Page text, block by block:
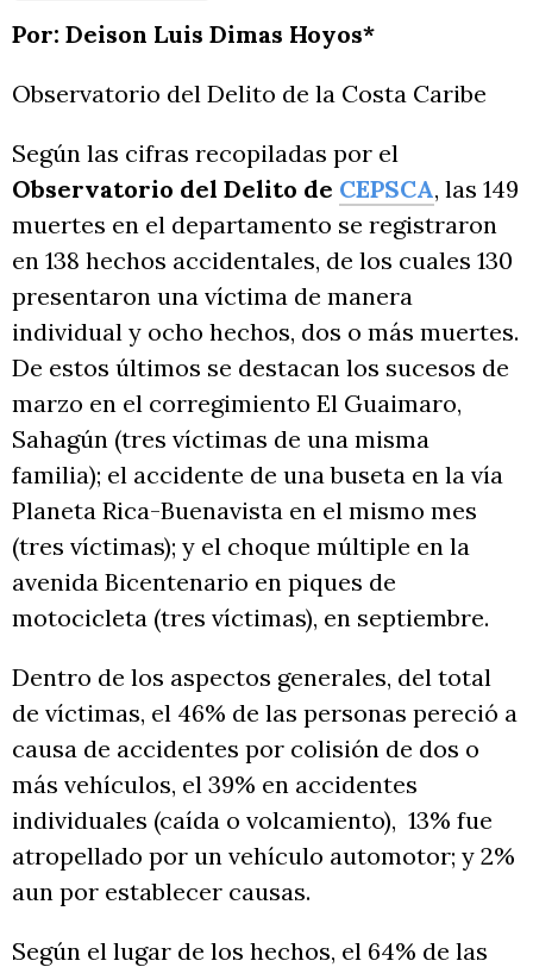
Por: Deison Luis Dimas Hoyos*
Observatorio del Delito de la Costa Caribe
Según las cifras recopiladas por el
Observatorio del Delito de CEPSCA, las 149
muertes en el departamento se registraron
en 138 hechos accidentales, de los cuales 130
presentaron una víctima de manera
individual y ocho hechos, dos o más muertes.
De estos últimos se destacan los sucesos de
marzo en el corregimiento El Guaimaro,
Sahagún (tres víctimas de una misma
familia); el accidente de una buseta en la vía
Planeta Rica-Buenavista en el mismo mes
(tres víctimas); y el choque múltiple en la
avenida Bicentenario en piques de
motocicleta (tres víctimas), en septiembre.
Dentro de los aspectos generales, del total
de víctimas, el 46% de las personas pereció a
causa de accidentes por colisión de dos o
más vehículos, el 39% en accidentes
individuales (caída o volcamiento), 13% fue
atropellado por un vehículo automotor; y 2%
aun por establecer causas.
Según el lugar de los hechos, el 64% de las